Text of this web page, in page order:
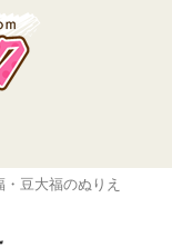
・豆大福のぬりえ